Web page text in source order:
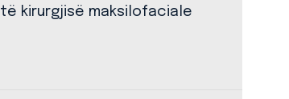
të kirurgjisë maksilofaciale